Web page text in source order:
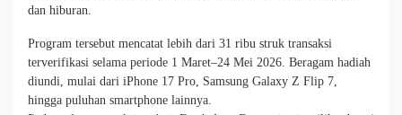
dan hiburan.
Program tersebut mencatat lebih dari 31 ribu struk transaksi
terverifikasi selama periode 1 Maret–24 Mei 2026. Beragam hadiah
diundi, mulai dari iPhone 17 Pro, Samsung Galaxy Z Flip 7,
hingga puluhan smartphone lainnya.